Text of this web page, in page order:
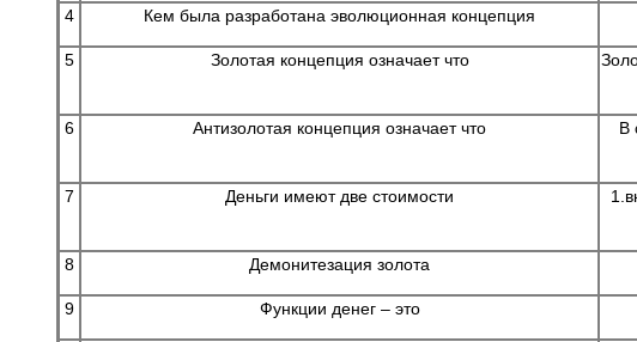
4 Кем была разработана эволюционная концепция
5 Золотая концепция означает что
6 Антизолотая концепция означает что
В
7 Деньги имеют две стоимости
8 Демонитезация золота
9 Функции денег – это